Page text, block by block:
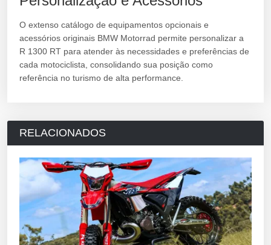
O extenso catálogo de equipamentos opcionais e
acessórios originais BMW Motorrad permite personalizar a
R 1300 RT para atender às necessidades e preferências de
cada motociclista, consolidando sua posição como
referência no turismo de alta performance.
RELACIONADOS